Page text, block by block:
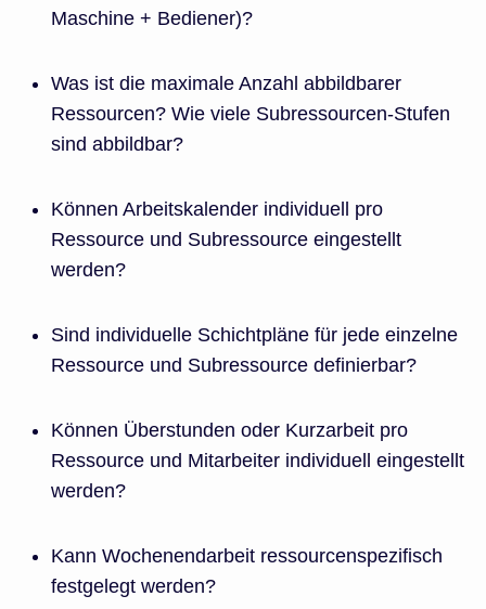
Maschine + Bediener)?
Was ist die maximale Anzahl abbildbarer
Ressourcen? Wie viele Subressourcen-Stufen
sind abbildbar?
Können Arbeitskalender individuell pro
Ressource und Subressource eingestellt
werden?
Sind individuelle Schichtpläne für jede einzelne
Ressource und Subressource definierbar?
Können Überstunden oder Kurzarbeit pro
Ressource und Mitarbeiter individuell eingestellt
werden?
Kann Wochenendarbeit ressourcenspezifisch
festgelegt werden?